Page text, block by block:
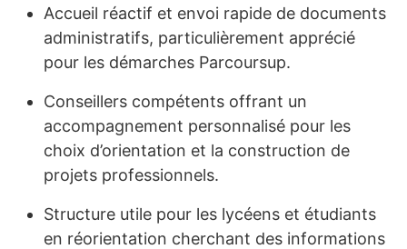
Accueil réactif et envoi rapide de documents
administratifs, particulièrement apprécié
pour les démarches Parcoursup.
Conseillers compétents offrant un
accompagnement personnalisé pour les
choix d’orientation et la construction de
projets professionnels.
Structure utile pour les lycéens et étudiants
en réorientation cherchant des informations